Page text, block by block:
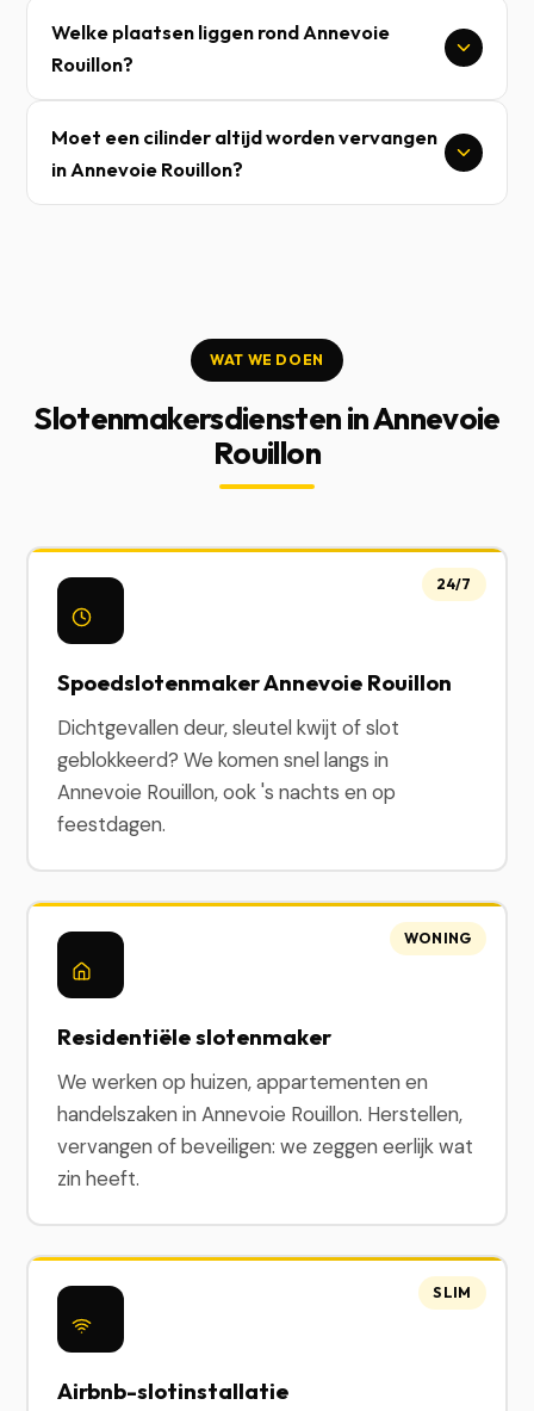
Welke plaatsen liggen rond Annevoie
Rouillon?
Moet een cilinder altijd worden vervangen
in Annevoie Rouillon?
WAT WE DOEN
Slotenmakersdiensten in Annevoie
Rouillon
Spoedslotenmaker Annevoie Rouillon
Dichtgevallen deur, sleutel kwijt of slot
geblokkeerd? We komen snel langs in
Annevoie Rouillon, ook 's nachts en op
feestdagen.
24/7
Residentiële slotenmaker
We werken op huizen, appartementen en
handelszaken in Annevoie Rouillon. Herstellen,
vervangen of beveiligen: we zeggen eerlijk wat
zin heeft.
WONING
Airbnb-slotinstallatie
SLIM